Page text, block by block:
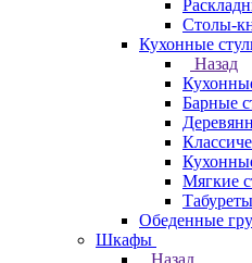
Столы-
Кухонные
Назад
Барные
Мягкие
Табуреты
Обеденные
Шкафы
Назад